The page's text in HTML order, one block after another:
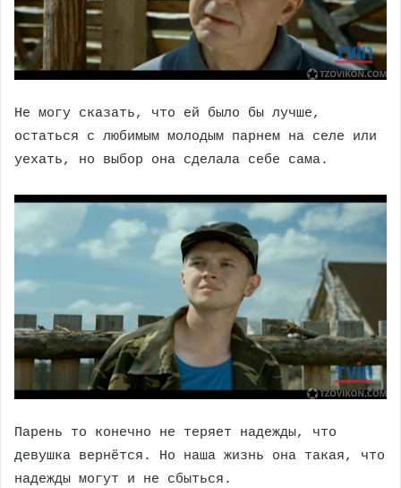
Не могу сказать, что ей было бы лучше,
остаться с любимым молодым парнем на селе или
уехать, но выбор она сделала себе сама.
Парень то конечно не теряет надежды, что
девушка вернётся. Но наша жизнь она такая, что
надежды могут и не сбыться.